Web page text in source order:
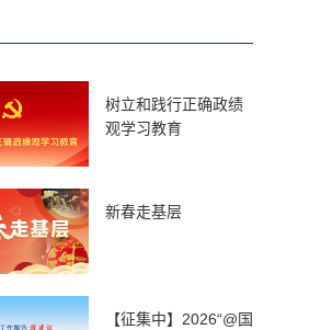
树立和践行正确政绩
观学习教育
新春走基层
【征集中】2026“@国